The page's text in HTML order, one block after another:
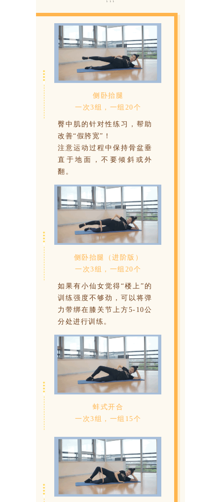
侧卧抬腿
一次3组，一组20个
臀中肌的针对性练习，帮助
改善“假胯宽”！
注意运动过程中保持骨盆垂
直于地面，不要倾斜或外
翻。
侧卧抬腿（进阶版）
一次3组，一组20个
如果有小仙女觉得“楼上”的
训练强度不够劲，可以将弹
力带绑在膝关节上方5-10公
分处进行训练。
蚌式开合
一次3组，一组15个